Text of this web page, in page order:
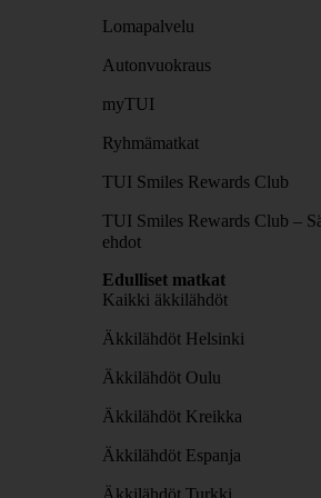
Lomapalvelu
Autonvuokraus
myTUI
Ryhmämatkat
TUI Smiles Rewards Club
TUI Smiles Rewards Club –
ehdot
Edulliset matkat
Kaikki äkkilähdöt
Äkkilähdöt Helsinki
Äkkilähdöt Oulu
Äkkilähdöt Kreikka
Äkkilähdöt Espanja